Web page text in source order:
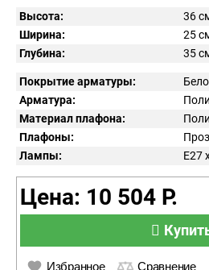
Высота:
36
Ширина:
25
Глубина:
35
Покрытие арматуры:
Арматура:
Материал плафона:
Плафоны:
Лампы:
E27
Цена: 10 504 Р.
Избранное Сравнение